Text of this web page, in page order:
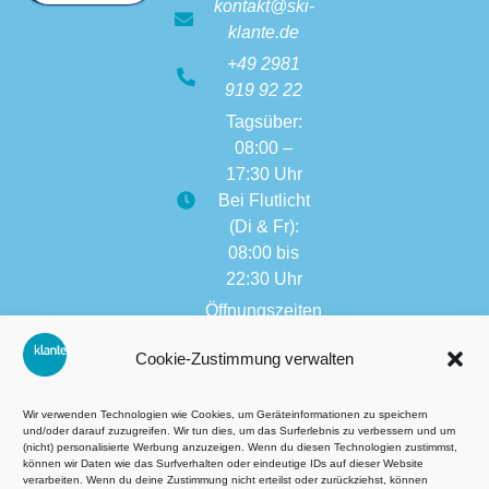
Cookie-Zustimmung verwalten
Wir verwenden Technologien wie Cookies, um Geräteinformationen zu speichern
und/oder darauf zuzugreifen. Wir tun dies, um das Surferlebnis zu verbessern und um
(nicht) personalisierte Werbung anzuzeigen. Wenn du diesen Technologien zustimmst,
können wir Daten wie das Surfverhalten oder eindeutige IDs auf dieser Website
verarbeiten. Wenn du deine Zustimmung nicht erteilst oder zurückziehst, können
kontakt@ski-
klante.de
+49 2981
919 92 22
Tagsüber:
08:00 –
17:30 Uhr
Bei Flutlicht
(Di & Fr):
08:00 bis
22:30 Uhr
Öffnungszeiten
Filialen:
17:30 Uhr